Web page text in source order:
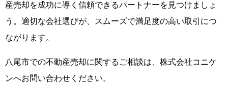
産売却を成功に導く信頼できるパートナーを見つけましょ
う。適切な会社選びが、スムーズで満足度の高い取引につ
ながります。
八尾市での不動産売却に関するご相談は、株式会社コニケ
ンへお問い合わせください。